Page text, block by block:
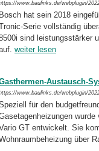
www.baulinks.de/webplugin/
Bosch hat sein 2018
Serie vollständig
sind leistungsstärker
weiter lesen
Austausch-
www.baulinks.de/webplugin/
für den
GT entwickelt. Sie
über